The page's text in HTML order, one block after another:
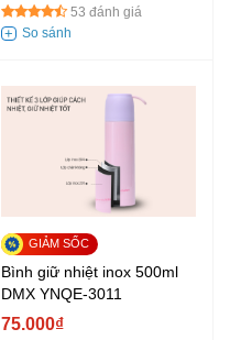
53 đánh giá
Bình giữ nhiệt inox 500ml
DMX YNQE-3011
75.000₫